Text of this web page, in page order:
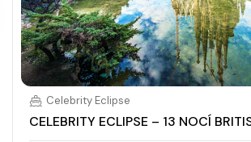
Celebrity Eclipse
CELEBRITY ECLIPSE – 13 NOCÍ